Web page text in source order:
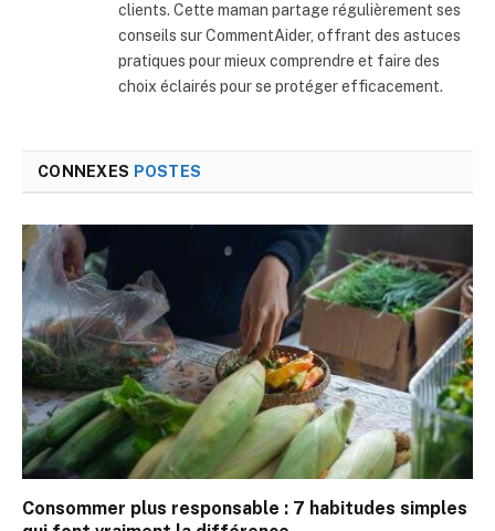
clients. Cette maman partage régulièrement ses
conseils sur CommentAider, offrant des astuces
pratiques pour mieux comprendre et faire des
choix éclairés pour se protéger efficacement.
CONNEXES POSTES
Consommer plus responsable : 7 habitudes simples